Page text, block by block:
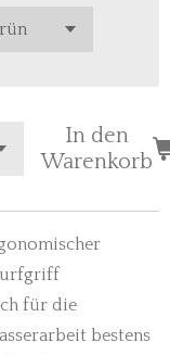
In den
Warenkorb
für die
bestens